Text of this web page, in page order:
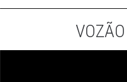
VOZÃO